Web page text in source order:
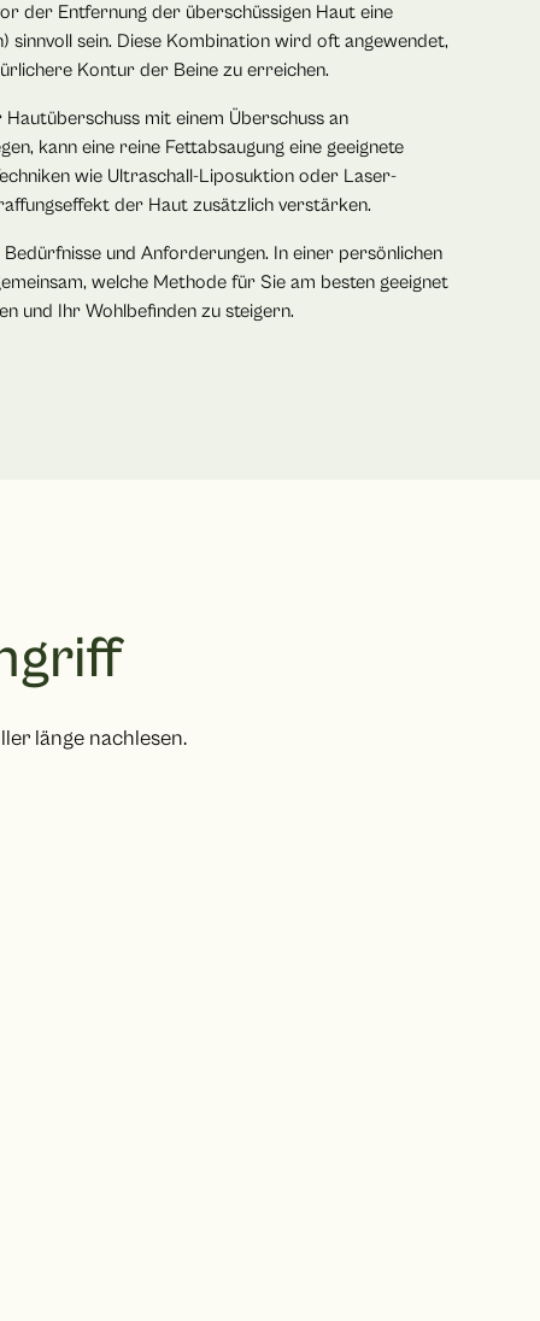
der Entfernung der überschüssigen Haut eine
sinnvoll sein. Diese Kombination wird oft angewendet,
Kontur der Beine zu erreichen.
Hautüberschuss mit einem Überschuss an
kann eine reine Fettabsaugung eine geeignete
wie Ultraschall-Liposuktion oder Laser-
der Haut zusätzlich verstärken.
und Anforderungen. In einer persönlichen
welche Methode für Sie am besten geeignet
und Ihr Wohlbefinden zu steigern.
länge nachlesen.